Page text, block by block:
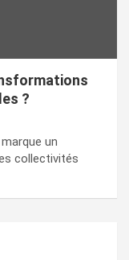
?
un
collectivités